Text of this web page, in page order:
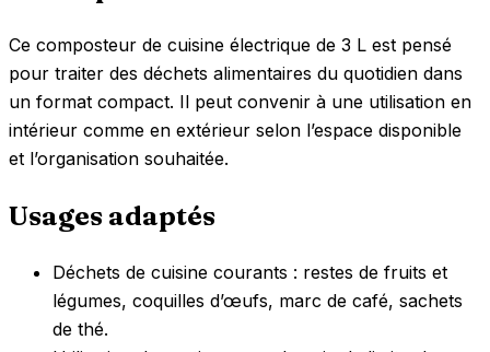
Ce composteur de cuisine électrique de 3 L est pensé
pour traiter des déchets alimentaires du quotidien dans
un format compact. Il peut convenir à une utilisation en
intérieur comme en extérieur selon l’espace disponible
et l’organisation souhaitée.
Usages adaptés
Déchets de cuisine courants : restes de fruits et
légumes, coquilles d’œufs, marc de café, sachets
de thé.